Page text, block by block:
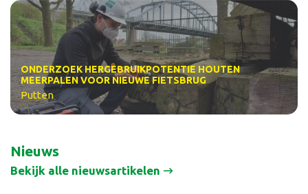
ONDERZOEK HERGEBRUIKPOTENTIE HOUTEN
MEERPALEN VOOR NIEUWE FIETSBRUG
Putten
Nieuws
Bekijk alle nieuwsartikelen